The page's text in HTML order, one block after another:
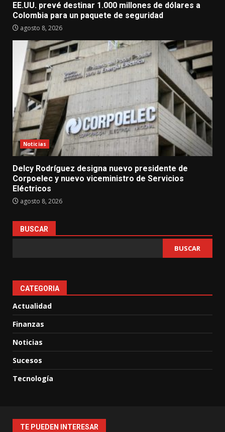
EE.UU. prevé destinar 1.000 millones de dólares a
Colombia para un paquete de seguridad
agosto 8, 2026
Noticias
Delcy Rodríguez designa nuevo presidente de
Corpoelec y nuevo viceministro de Servicios
Eléctricos
agosto 8, 2026
BUSCAR
BUSCAR
CATEGORIA
Actualidad
Finanzas
Noticias
Sucesos
Tecnología
TE PUEDEN INTERESAR